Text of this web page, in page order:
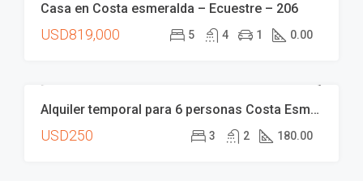
VENTA
Casa en Costa esmeralda – Ecuestre – 206
USD819,000 5 4 1 0.00
ALQUILERAlquiler temporal para 6 personas Costa Esmeralda
USD250 3 2 180.00